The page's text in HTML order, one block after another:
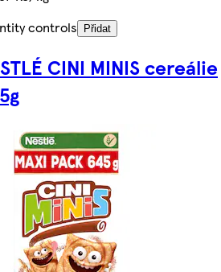
controls
Přidat
CINI MINIS cereálie